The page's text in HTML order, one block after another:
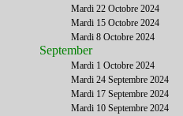
Mardi 22 Octobre 2024
Mardi 15 Octobre 2024
Mardi 8 Octobre 2024
September
Mardi 1 Octobre 2024
Mardi 24 Septembre 2024
Mardi 17 Septembre 2024
Mardi 10 Septembre 2024